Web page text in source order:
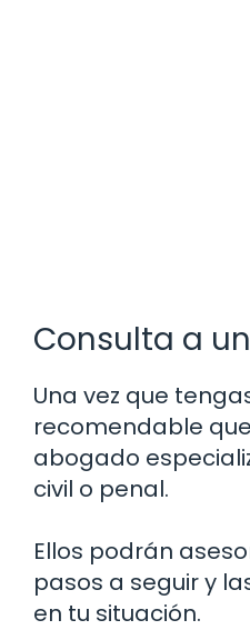
Consulta a
Una vez que
recomendable
abogado
civil o penal.
Ellos podrán
pasos a seguir y
en tu situación.